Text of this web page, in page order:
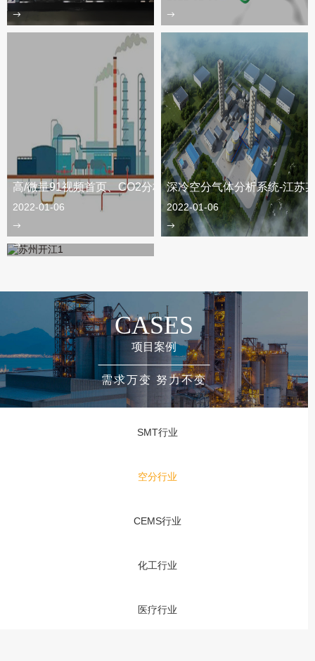
高/微量91视频首页、CO2分析仪-开封某空分设备
2022-01-06
深冷空分气体分析系统-江苏
2022-01-06
空分
2018-12-25
CASES
项目案例
需求万变 努力不变
SMT行业
空分行业
CEMS行业
化工行业
医疗行业